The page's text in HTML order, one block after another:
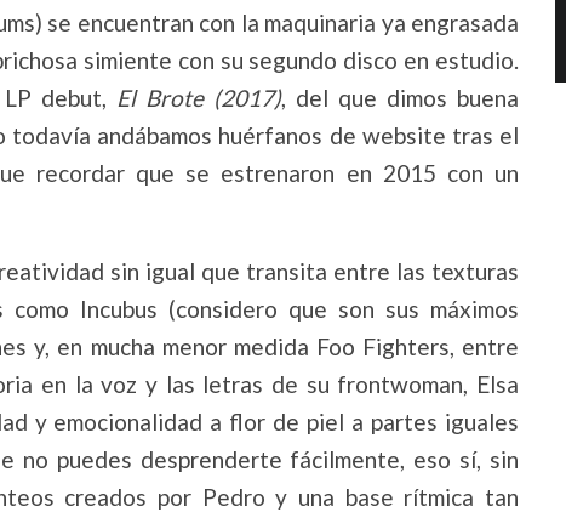
se encuentran con la maquinaria ya engrasada
simiente con su segundo disco en estudio.
debut, El Brote (2017), del que dimos buena
todavía andábamos huérfanos de website tras el
recordar que se estrenaron en 2015 con un
sin igual que transita entre las texturas
Incubus (considero que son sus máximos
y, en mucha menor medida Foo Fighters, entre
en la voz y las letras de su frontwoman, Elsa
y emocionalidad a flor de piel a partes iguales
no puedes desprenderte fácilmente, eso sí, sin
creados por Pedro y una base rítmica tan